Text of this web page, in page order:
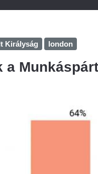
Királyság london
a